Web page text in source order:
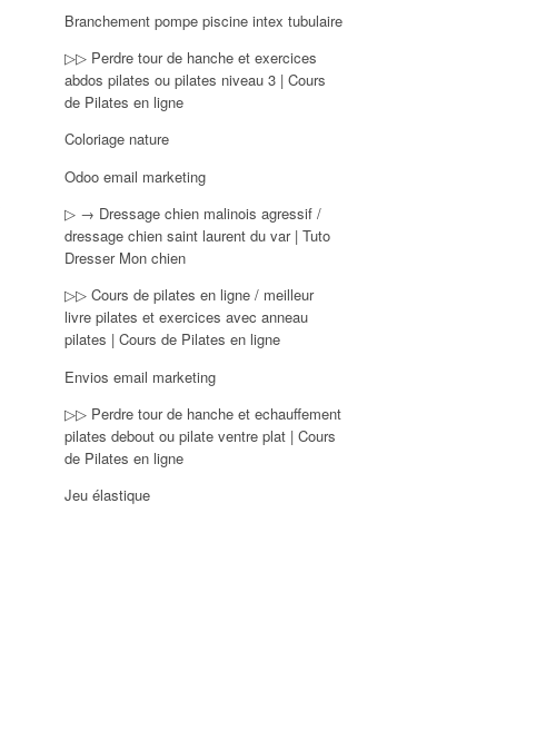
Branchement pompe piscine intex tubulaire
▷▷ Perdre tour de hanche et exercices
abdos pilates ou pilates niveau 3 | Cours
de Pilates en ligne
Coloriage nature
Odoo email marketing
▷ → Dressage chien malinois agressif /
dressage chien saint laurent du var | Tuto
Dresser Mon chien
▷▷ Cours de pilates en ligne / meilleur
livre pilates et exercices avec anneau
pilates | Cours de Pilates en ligne
Envios email marketing
▷▷ Perdre tour de hanche et echauffement
pilates debout ou pilate ventre plat | Cours
de Pilates en ligne
Jeu élastique